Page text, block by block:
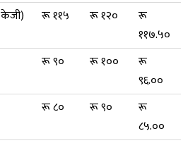
रू ११५ रू १२०
रू
११७.५०
रू ९० रू १००
रू
९६.००
रू ८० रू ९०
रू
८५.००